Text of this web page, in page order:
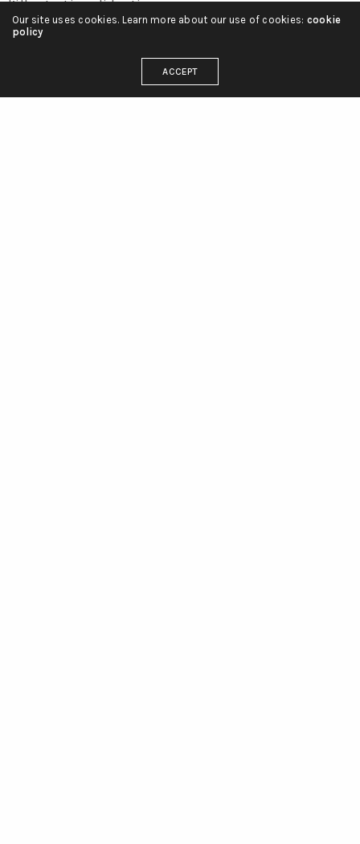
l’illustration didactique.
Techniques variées.
(mise en page : Fleurus presse)
Our site uses cookies. Learn more about our use of cookies: cookie
policy
ACCEPT